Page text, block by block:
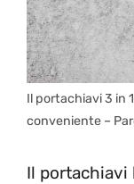
Il portachiavi 3 in
conveniente –
Il portachiavi